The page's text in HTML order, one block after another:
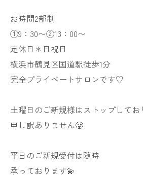
お時間2部制
①9：30〜②13：00〜
定休日＊日祝日
横浜市鶴見区国道駅徒歩1分
完全プライベートサロンです♡
土曜日のご新規様はストップしてお
申し訳ありません🥲
平日のご新規受付は随時
承っております💫